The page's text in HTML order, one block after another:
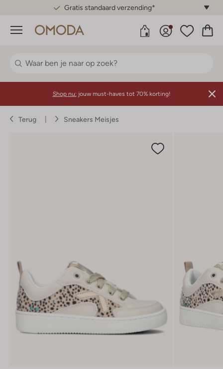
Gratis standaard verzending*
Menu
Shop nu: jouw must-haves tot 70% korting!
Terug Sneakers Meisjes